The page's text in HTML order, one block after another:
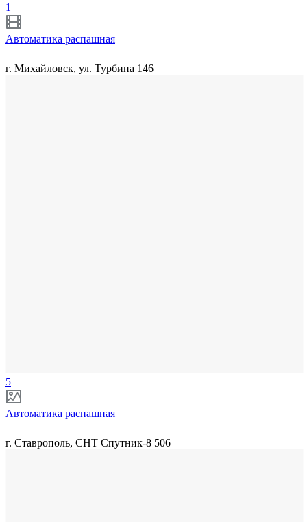
1
Автоматика распашная
г. Михайловск, ул. Турбина 146
5
Автоматика распашная
г. Ставрополь, СНТ Спутник-8 506